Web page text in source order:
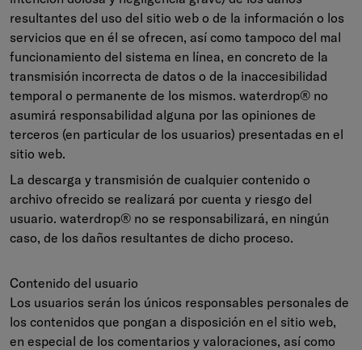
resultantes del uso del sitio web o de la información o los
servicios que en él se ofrecen, así como tampoco del mal
funcionamiento del sistema en línea, en concreto de la
transmisión incorrecta de datos o de la inaccesibilidad
temporal o permanente de los mismos. waterdrop® no
asumirá responsabilidad alguna por las opiniones de
terceros (en particular de los usuarios) presentadas en el
sitio web.
La descarga y transmisión de cualquier contenido o
archivo ofrecido se realizará por cuenta y riesgo del
usuario. waterdrop® no se responsabilizará, en ningún
caso, de los daños resultantes de dicho proceso.
Contenido del usuario
Los usuarios serán los únicos responsables personales de
los contenidos que pongan a disposición en el sitio web,
en especial de los comentarios y valoraciones, así como